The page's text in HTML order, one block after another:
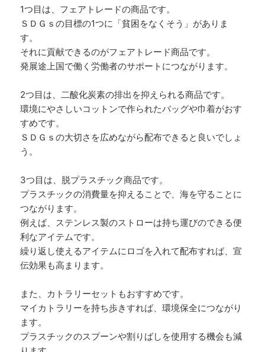
1つ目は、フェアトレードの商品です。
ＳＤＧｓの目標の1つに「貧困をなくそう」がありま
す。
それに貢献できるのがフェアトレード商品です。
発展途上国で働く労働者のサポートにつながります。
2つ目は、二酸化炭素の排出を抑えられる商品です。
環境にやさしいコットンで作られたバッグや巾着がおす
すめです。
ＳＤＧｓの大切さを広めながら配布できると良いでしょ
う。
3つ目は、脱プラスチック商品です。
プラスチックの消費量を抑えることで、海を守ることに
つながります。
例えば、ステンレス製のストローは持ち運びのできる便
利なアイテムです。
繰り返し使えるアイテムにロゴを入れて配布すれば、宣
伝効果も高まります。
また、カトラリーセットもおすすめです。
マイカトラリーを持ち歩きすれば、環境保全につながり
ます。
プラスチックのスプーンや割りばしを使用する機会も減